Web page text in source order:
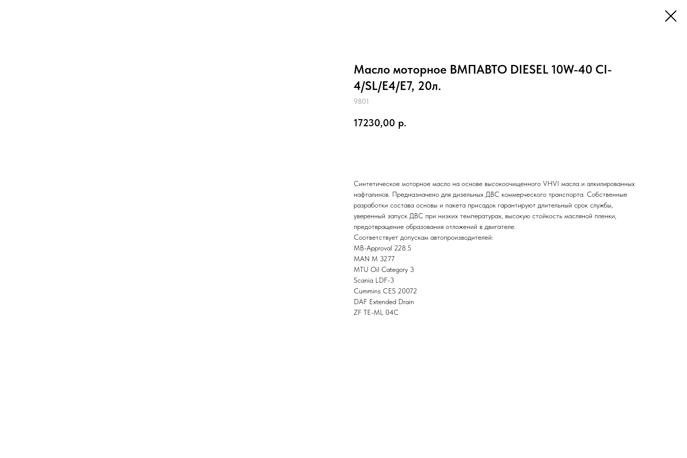
Масло моторное ВМПАВТО DIESEL 10W-40 CI-
4/SL/E4/E7, 20л.
9801
17230,00 р.
Синтетическое моторное масло на основе высокоочищенного VHVI масла и алкилированных
нафталинов. Предназначено для дизельных ДВС коммерческого транспорта. Собственные
разработки состава основы и пакета присадок гарантируют длительный срок службы,
уверенный запуск ДВС при низких температурах, высокую стойкость масляной пленки,
предотвращение образования отложений в двигателе.
Соответствует допускам автопроизводителей:
MB-Approval 228.5
MAN M 3277
MTU Oil Category 3
Scania LDF-3
Cummins CES 20072
DAF Extended Drain
ZF TE-ML 04C